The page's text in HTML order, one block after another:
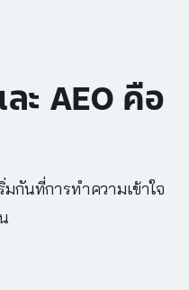
ะ AEO คือ
มกันที่การทำความเข้าใจ